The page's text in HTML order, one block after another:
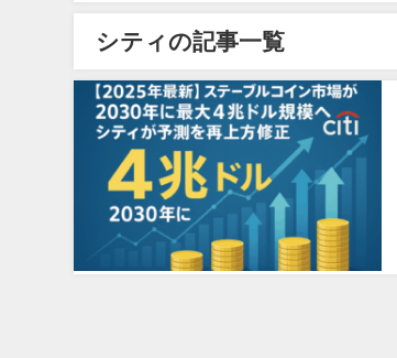
シティの記事一覧